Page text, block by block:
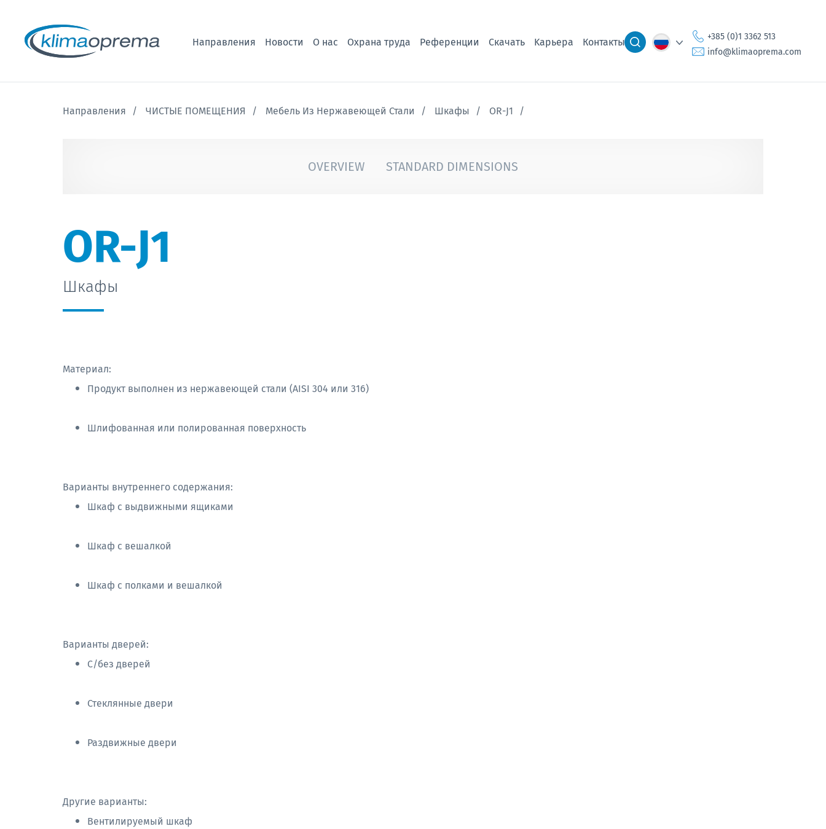
Направления Новости О нас Охрана труда Референции Скачать Kарьера Контакты
+385 (0)1 3362 513
info@klimaoprema.com
Направления ЧИСТЫЕ ПОМЕЩЕНИЯ Мебель Из Нержавеющей Стали Шкафы OR-J1
OVERVIEW STANDARD DIMENSIONS
OR-J1
Шкафы
Материал:
Продукт выполнен из нержавеющей стали (AISI 304 или 316)
Шлифованная или полированная поверхность
Варианты внутреннего содержания:
Шкаф с выдвижными ящиками
Шкаф с вешалкой
Шкаф с полками и вешалкой
Варианты дверей:
С/без дверей
Стеклянные двери
Раздвижные двери
Другие варианты:
Вентилируемый шкаф